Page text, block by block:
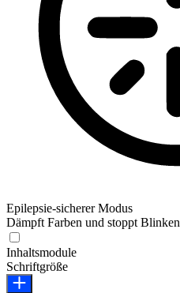
Epilepsie-sicherer Modus
Dämpft Farben und stoppt Blinken
Inhaltsmodule
Schriftgröße